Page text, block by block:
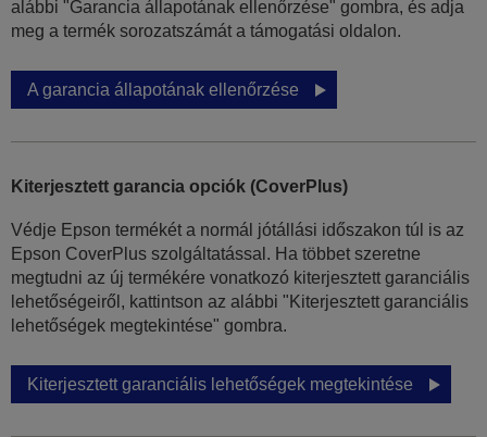
alábbi "Garancia állapotának ellenőrzése" gombra, és adja
meg a termék sorozatszámát a támogatási oldalon.
A garancia állapotának ellenőrzése
Kiterjesztett garancia opciók (CoverPlus)
Védje Epson termékét a normál jótállási időszakon túl is az
Epson CoverPlus szolgáltatással. Ha többet szeretne
megtudni az új termékére vonatkozó kiterjesztett garanciális
lehetőségeiről, kattintson az alábbi "Kiterjesztett garanciális
lehetőségek megtekintése" gombra.
Kiterjesztett garanciális lehetőségek megtekintése